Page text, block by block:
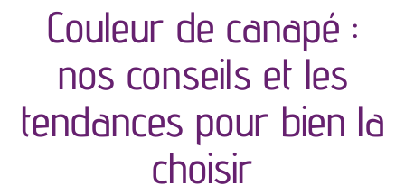
canapés et fauteuils
séjours
meubles de complément
Couleur de canapé :
nos conseils et les
tendances pour bien la
choisir